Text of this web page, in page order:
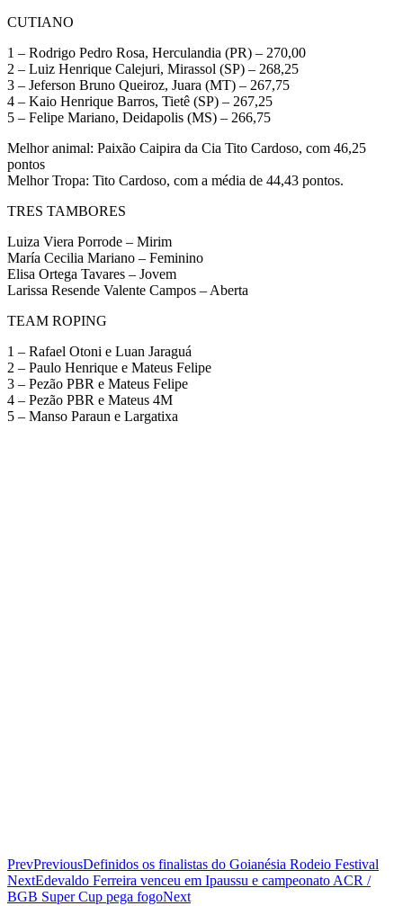
CUTIANO
1 – Rodrigo Pedro Rosa, Herculandia (PR) – 270,00
2 – Luiz Henrique Calejuri, Mirassol (SP) – 268,25
3 – Jeferson Bruno Queiroz, Juara (MT) – 267,75
4 – Kaio Henrique Barros, Tietê (SP) – 267,25
5 – Felipe Mariano, Deidapolis (MS) – 266,75
Melhor animal: Paixão Caipira da Cia Tito Cardoso, com 46,25
pontos
Melhor Tropa: Tito Cardoso, com a média de 44,43 pontos.
TRES TAMBORES
Luiza Viera Porrode – Mirim
María Cecilia Mariano – Feminino
Elisa Ortega Tavares – Jovem
Larissa Resende Valente Campos – Aberta
TEAM ROPING
1 – Rafael Otoni e Luan Jaraguá
2 – Paulo Henrique e Mateus Felipe
3 – Pezão PBR e Mateus Felipe
4 – Pezão PBR e Mateus 4M
5 – Manso Paraun e Largatixa
PrevPreviousDefinidos os finalistas do Goianésia Rodeio Festival
NextEdevaldo Ferreira venceu em Ipaussu e campeonato ACR /
BGB Super Cup pega fogoNext